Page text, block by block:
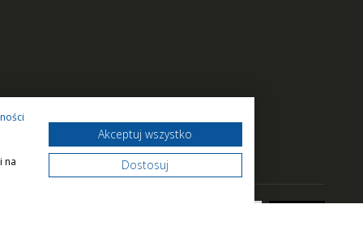
na
Akceptuj wszystko
Dostosuj